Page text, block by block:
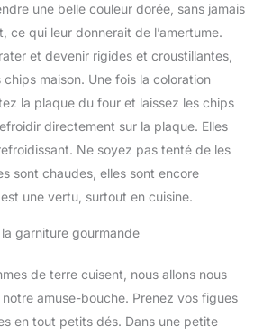
une belle couleur dorée, sans jamais
ce qui leur donnerait de l’amertume.
et devenir rigides et croustillantes,
maison. Une fois la coloration
la plaque du four et laissez les chips
directement sur la plaque. Elles
Ne soyez pas tenté de les
sont chaudes, elles sont encore
une vertu, surtout en cuisine.
garniture gourmande
de terre cuisent, nous allons nous
amuse-bouche. Prenez vos figues
en tout petits dés. Dans une petite